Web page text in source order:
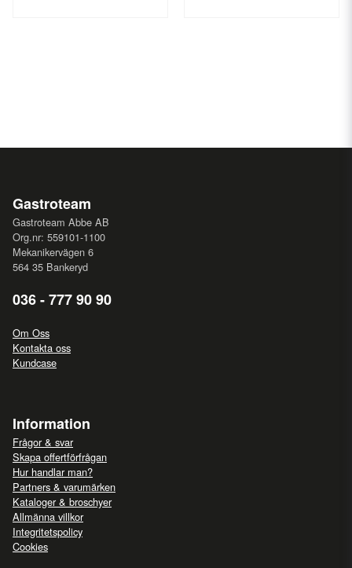
Gastroteam
Gastroteam Abbe AB
Org.nr: 559101-1100
Mekanikervägen 6
564 35 Bankeryd
036 - 777 90 90
Om Oss
Kontakta oss
Kundcase
Information
Frågor & svar
Skapa offertförfrågan
Hur handlar man?
Partners & varumärken
Kataloger & broschyer
Allmänna villkor
Integritetspolicy
Cookies